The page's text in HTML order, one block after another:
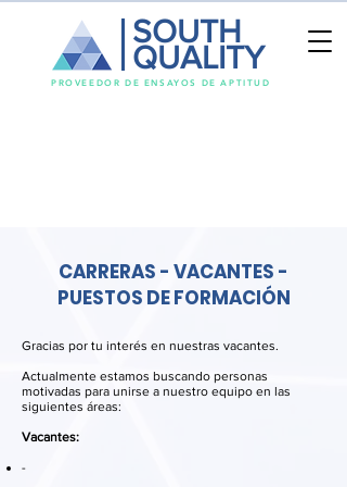
PROVEEDOR DE ENSAYOS DE APTITUD
SOUTH
QUALITY
CARRERAS - VACANTES -
PUESTOS DE FORMACIÓN
Gracias por tu interés en nuestras vacantes.
Actualmente estamos buscando personas
motivadas para unirse a nuestro equipo en las
siguientes áreas:
Vacantes:
-